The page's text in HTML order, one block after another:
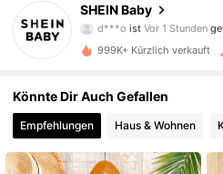
SHEIN Baby
d***oistVor 1 Stunden
b***1ist am Durchsuchen
4,92
4,92 743K Follower
4,92 743K Follower
999K+ Kürzlich verkauft
Könnte Dir Auch Gefallen
Empfehlungen Haus & Wohnen